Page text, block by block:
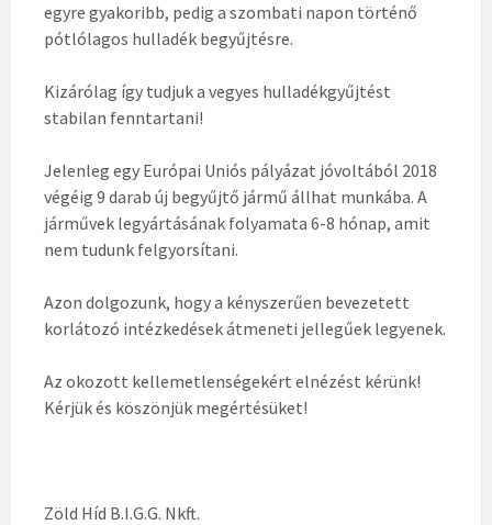
egyre gyakoribb, pedig a szombati napon történő
pótlólagos hulladék begyűjtésre.
Kizárólag így tudjuk a vegyes hulladékgyűjtést
stabilan fenntartani!
Jelenleg egy Európai Uniós pályázat jóvoltából 2018
végéig 9 darab új begyűjtő jármű állhat munkába. A
járművek legyártásának folyamata 6-8 hónap, amit
nem tudunk felgyorsítani.
Azon dolgozunk, hogy a kényszerűen bevezetett
korlátozó intézkedések átmeneti jellegűek legyenek.
Az okozott kellemetlenségekért elnézést kérünk!
Kérjük és köszönjük megértésüket!
Zöld Híd B.I.G.G. Nkft.